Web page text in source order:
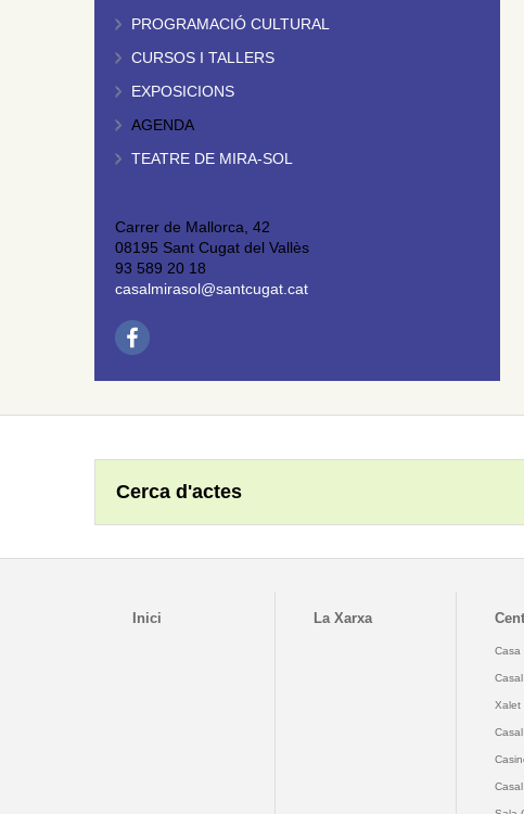
PROGRAMACIÓ CULTURAL
CURSOS I TALLERS
EXPOSICIONS
AGENDA
TEATRE DE MIRA-SOL
Carrer de Mallorca, 42
08195 Sant Cugat del Vallès
93 589 20 18
casalmirasol@santcugat.cat
Cerca d'actes
Inici La Xarxa
Casa
Xalet